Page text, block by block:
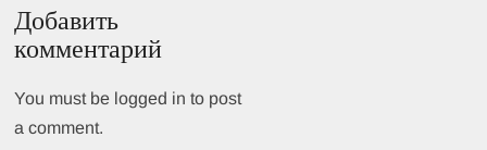
Добавить
комментарий
You must be logged in to post
a comment.